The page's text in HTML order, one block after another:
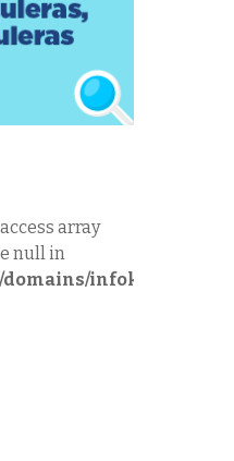
array
null in
domains/